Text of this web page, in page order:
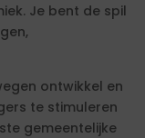
Je bent de spil
ontwikkel en
te stimuleren
gemeentelijke